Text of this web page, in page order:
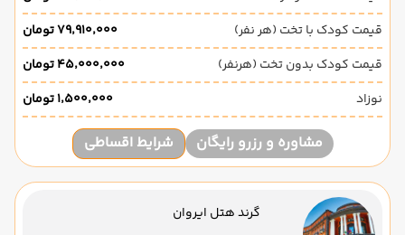
قیمت کودک با تخت (هر نفر)
۷۹٬۹۱۰٬۰۰۰ تومان
قیمت کودک بدون تخت (هرنفر)
۴۵٬۰۰۰٬۰۰۰ تومان
نوزاد
۱٬۵۰۰٬۰۰۰ تومان
مشاوره و رزرو رایگان شرایط اقساطی
گرند هتل ایروان